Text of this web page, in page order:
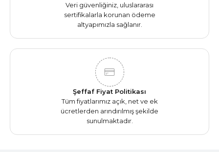
Veri güvenliğiniz, uluslararası
sertifikalarla korunan ödeme
altyapımızla sağlanır.
Şeffaf Fiyat Politikası
Tüm fiyatlarımız açık, net ve ek
ücretlerden arındırılmış şekilde
sunulmaktadır.